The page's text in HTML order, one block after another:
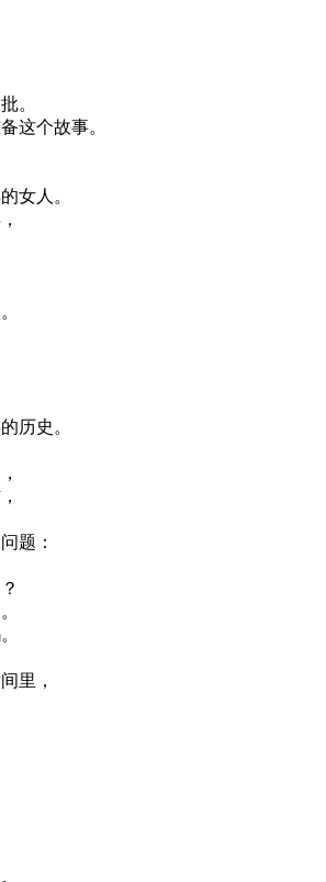
批。
这个故事。
的女人。
，
。
的历史。
，
，
问题 ：
？
。
。
里 ，